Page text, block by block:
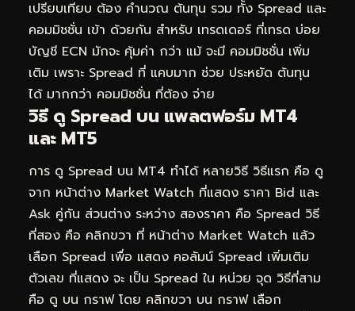
เปรียบเทียบ ต้อง คำนวณ ต้นทุน รวม ทั้ง Spread และ
คอมมิชชั่น เข้า ด้วยกัน สำหรับ เทรดเดอร์ ที่เทรด บ่อย
บัญชี ECN มักจะ คุ้มค่า กว่า แม้ จะมี คอมมิชชั่น เพิ่ม
เติม เพราะ Spread ที่ แคบมาก ช่วย ประหยัด ต้นทุน
ได้ มากกว่า คอมมิชชั่น ที่ต้อง จ่าย
วิธี ดู Spread บน แพลตฟอร์ม MT4
และ MT5
การ ดู Spread บน MT4 ทำได้ หลายวิธี วิธีแรก คือ ดู
จาก หน้าต่าง Market Watch ที่แสดง ราคา Bid และ
Ask คู่กัน ส่วนต่าง ระหว่าง สองราคา คือ Spread วิธี
ที่สอง คือ คลิกขวา ที่ หน้าต่าง Market Watch แล้ว
เลือก Spread เพื่อ แสดง คอลัมน์ Spread เพิ่มเติม
ตัวเลข ที่แสดง จะ เป็น Spread ใน หน่วย จุด วิธีที่สาม
คือ ดู บน กราฟ โดย คลิกขวา บน กราฟ เลือก